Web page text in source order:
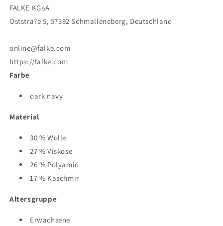
FALKE KGaA
Oststra?e 5, 57392 Schmalleneberg, Deutschland
online@falke.com
https://falke.com
Farbe
dark navy
Material
30 % Wolle
27 % Viskose
26 % Polyamid
17 % Kaschmir
Altersgruppe
Erwachsene